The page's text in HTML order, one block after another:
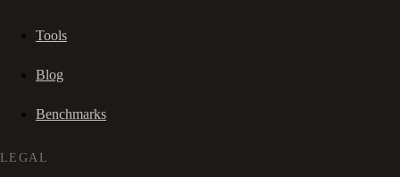
Tools
Blog
Benchmarks
LEGAL